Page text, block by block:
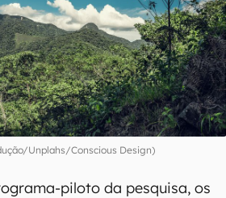
Unplahs/Conscious Design)
piloto da pesquisa, os